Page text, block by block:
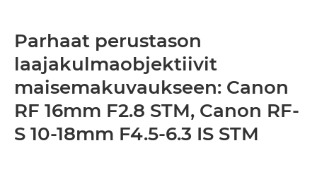
Parhaat perustason
laajakulmaobjektiivit
maisemakuvaukseen: Canon
RF 16mm F2.8 STM, Canon RF-
S 10-18mm F4.5-6.3 IS STM